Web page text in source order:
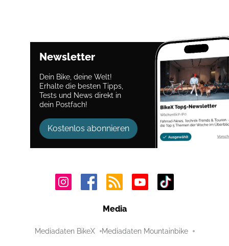
Newsletter
Dein Bike, deine Welt!
Erhalte die besten Tipps,
Tests und News direkt in
dein Postfach!
Kostenlos abonnieren
Media
Mediadaten BikeX Mediadaten Mountainbike